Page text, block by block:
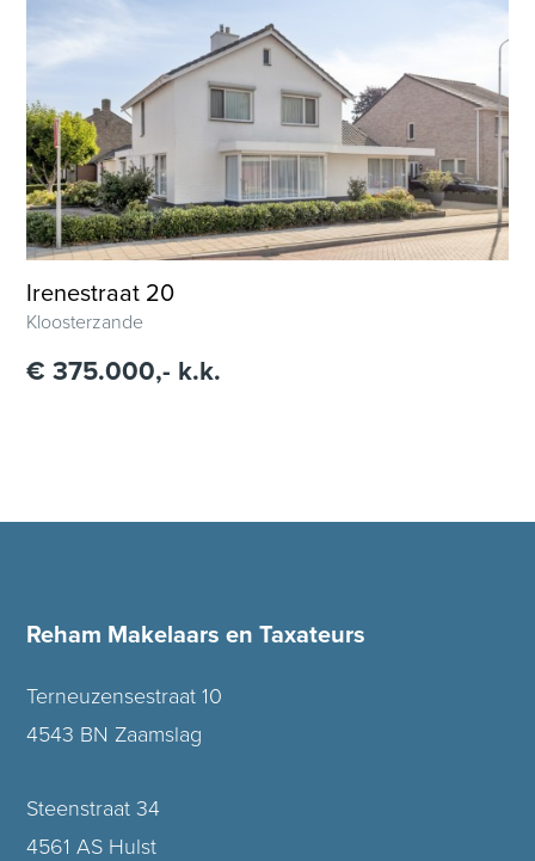
Irenestraat 20
Kloosterzande
€ 375.000,- k.k.
Reham Makelaars en Taxateurs
Terneuzensestraat 10
4543 BN Zaamslag
Steenstraat 34
4561 AS Hulst